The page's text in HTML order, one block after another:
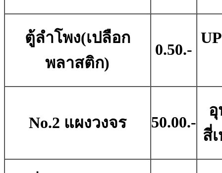
ตู้ลำโพง(เปลือก
พลาสติก)
0.50.-
No.2 แผงวงจร 50.00.-
สี่